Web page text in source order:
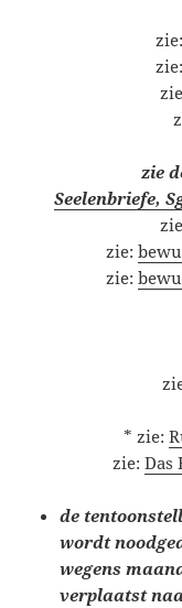
zie:
zie:
zie
Seelenbriefe,
zie:
zie:
* zie:
zie: Das
de
wordt
wegens
verplaatst